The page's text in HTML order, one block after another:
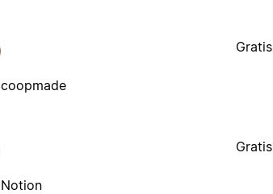
coopmade
Gratis
Notion
Gratis